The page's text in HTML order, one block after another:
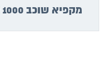
מקפיא שוכב WHALE 1000